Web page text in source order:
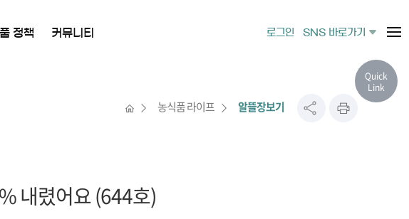
정책 커뮤니티 로그인 SNS 바로가기
농식품 라이프 알뜰장보기
내렸어요 (644호)
Quick
Link